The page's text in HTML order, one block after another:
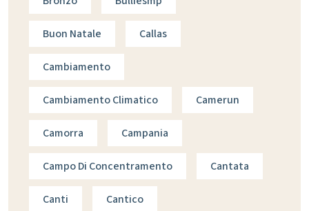
Buon Natale Callas
Cambiamento
Cambiamento Climatico Camerun
Camorra Campania
Campo Di Concentramento Cantata
Canti Cantico